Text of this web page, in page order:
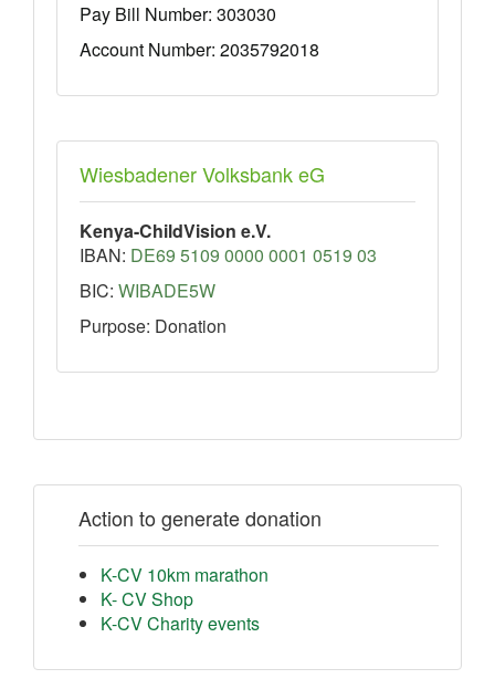
Pay Bill Number: 303030
Account Number: 2035792018
Wiesbadener Volksbank eG
Kenya-ChildVision e.V.
IBAN: DE69 5109 0000 0001 0519 03
BIC: WIBADE5W
Purpose: Donation
Action to generate donation
K-CV 10km marathon
K- CV Shop
K-CV Charity events